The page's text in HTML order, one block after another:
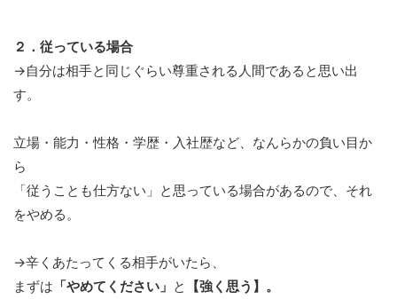
２．従っている場合
→自分は相手と同じぐらい尊重される人間であると思い出
す。
立場・能力・性格・学歴・入社歴など、なんらかの負い目か
ら
「従うことも仕方ない」と思っている場合があるので、それ
をやめる。
→辛くあたってくる相手がいたら、
まずは 「やめてください」 と 【強く思う】。